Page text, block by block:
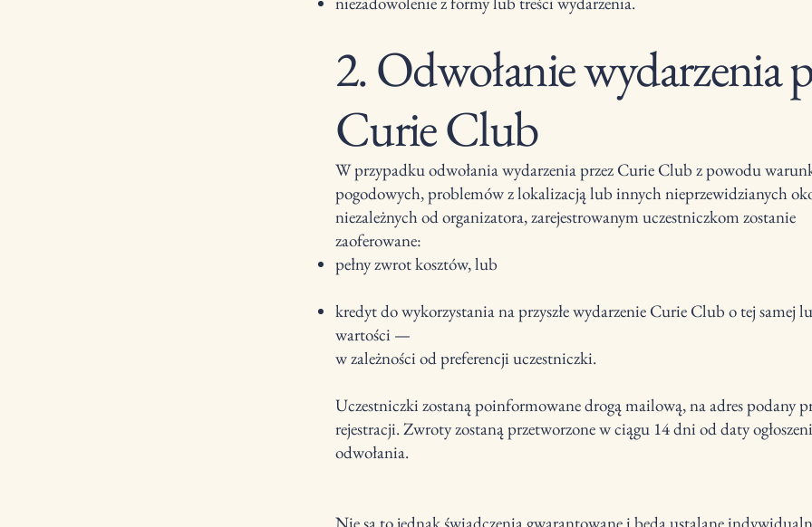
2. Odwołanie wydarzenia
Curie Club
W przypadku odwołania wydarzenia przez Curie Club z powodu
pogodowych, problemów z lokalizacją lub innych nieprzewidzianych
niezależnych od organizatora, zarejestrowanym uczestniczkom zostanie
zaoferowane:
pełny zwrot kosztów, lub
kredyt do wykorzystania na przyszłe wydarzenie Curie Club o tej samej
wartości —
w zależności od preferencji uczestniczki.
Uczestniczki zostaną poinformowane drogą mailową, na adres podany
rejestracji. Zwroty zostaną przetworzone w ciągu 14 dni od daty
odwołania.